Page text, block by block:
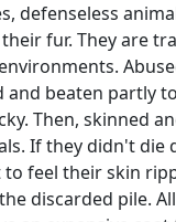
defenseless
fur. They are
and beaten partly
Then, skinned
If they didn't die
to feel their skin
discarded pile.